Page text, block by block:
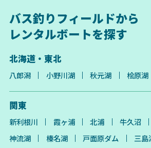
バス釣りフィールドから
レンタルボートを探す
北海道・東北
八郎潟 小野川湖 秋元湖 桧原湖
関東
新利根川 霞ヶ浦 北浦 牛久沼
神流湖
榛名湖 戸面原ダム 三島